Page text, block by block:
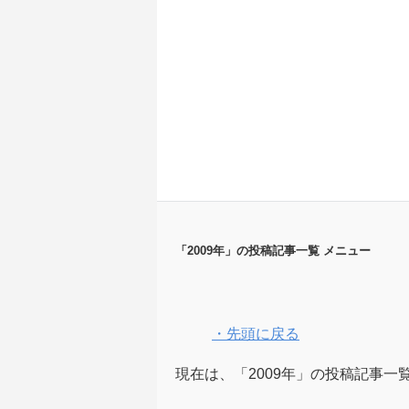
「2009年」の投稿記事一覧 メニュー
・先頭に戻る
現在は、「2009年」の投稿記事一